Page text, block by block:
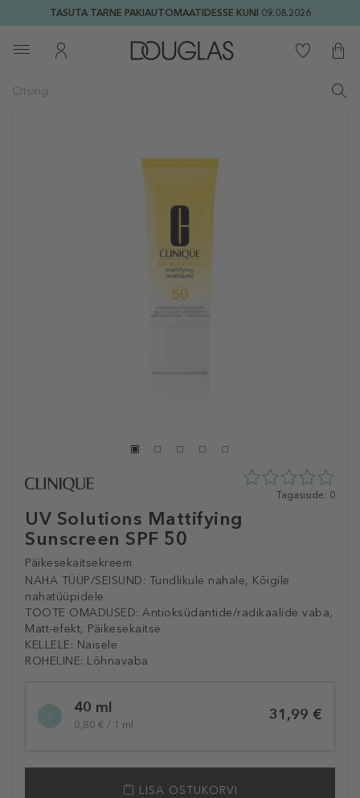
TASUTA TARNE PAKIAUTOMAATIDESSE KUNI 09.08.2026
UV Solutions Mattifying
Sunscreen SPF 50
Päikesekaitsekreem
NAHA TÜÜP/SEISUND: Tundlikule nahale, Kõigile
nahatüüpidele
TOOTE OMADUSED: Antioksüdantide/radikaalide vaba,
Matt-efekt, Päikesekaitse
KELLELE: Naisele
ROHELINE: Lõhnavaba
0
Tagasiside: 0
variation40 ml
0,80 € / 1 ml
31,99 €
LISA OSTUKORVI